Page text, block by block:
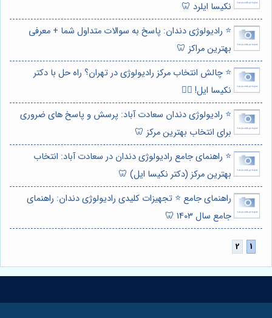
نکیسا ایلرد 🦷
⭐️ رادیولوژی دندان: پاسخ به سوالات متداول شما + معرفی
بهترین مراکز 🦷
⭐️ چالش انتخاب مرکز رادیولوژی در تهران؟ راه حل با دکتر
نکیسا ایل! 👩‍⚕️
⭐️ رادیولوژی دندان سعادت آباد: پرسش و پاسخ های ضروری
برای انتخاب بهترین مرکز 🦷
⭐️ راهنمای جامع رادیولوژی دندان در سعادت آباد: انتخاب
بهترین مرکز (دکتر نکیسا ایل) 🦷
راهنمای جامع ⭐️ تجهیزات کلیدی رادیولوژی دندان: راهنمای
جامع سال 1403 🦷